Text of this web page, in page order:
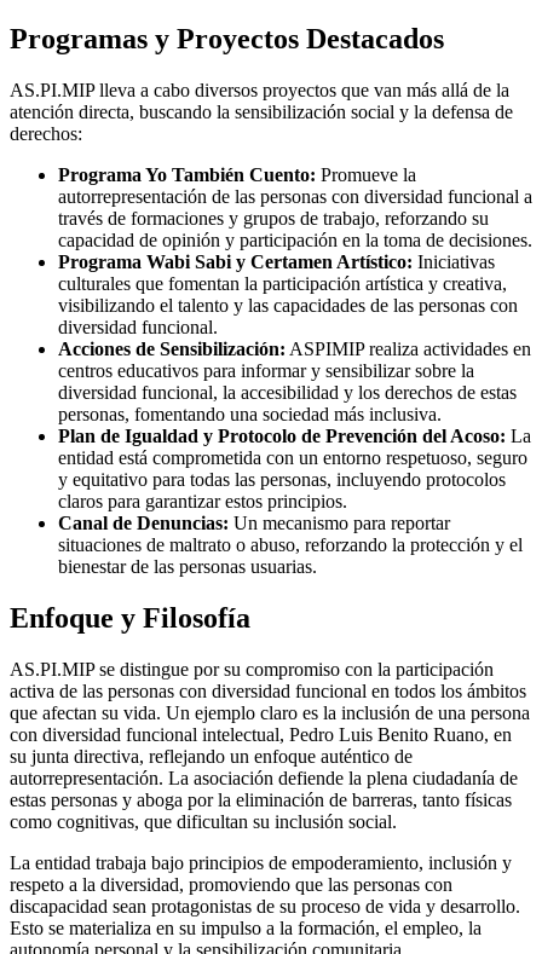
Programas y Proyectos Destacados
AS.PI.MIP lleva a cabo diversos proyectos que van más allá de la
atención directa, buscando la sensibilización social y la defensa de
derechos:
Programa Yo También Cuento: Promueve la
autorrepresentación de las personas con diversidad funcional a
través de formaciones y grupos de trabajo, reforzando su
capacidad de opinión y participación en la toma de decisiones.
Programa Wabi Sabi y Certamen Artístico: Iniciativas
culturales que fomentan la participación artística y creativa,
visibilizando el talento y las capacidades de las personas con
diversidad funcional.
Acciones de Sensibilización: ASPIMIP realiza actividades en
centros educativos para informar y sensibilizar sobre la
diversidad funcional, la accesibilidad y los derechos de estas
personas, fomentando una sociedad más inclusiva.
Plan de Igualdad y Protocolo de Prevención del Acoso: La
entidad está comprometida con un entorno respetuoso, seguro
y equitativo para todas las personas, incluyendo protocolos
claros para garantizar estos principios.
Canal de Denuncias: Un mecanismo para reportar
situaciones de maltrato o abuso, reforzando la protección y el
bienestar de las personas usuarias.
Enfoque y Filosofía
AS.PI.MIP se distingue por su compromiso con la participación
activa de las personas con diversidad funcional en todos los ámbitos
que afectan su vida. Un ejemplo claro es la inclusión de una persona
con diversidad funcional intelectual, Pedro Luis Benito Ruano, en
su junta directiva, reflejando un enfoque auténtico de
autorrepresentación. La asociación defiende la plena ciudadanía de
estas personas y aboga por la eliminación de barreras, tanto físicas
como cognitivas, que dificultan su inclusión social.
La entidad trabaja bajo principios de empoderamiento, inclusión y
respeto a la diversidad, promoviendo que las personas con
discapacidad sean protagonistas de su proceso de vida y desarrollo.
Esto se materializa en su impulso a la formación, el empleo, la
autonomía personal y la sensibilización comunitaria.